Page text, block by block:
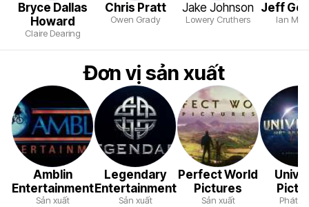
Bryce Dallas
Howard
Claire Dearing
Chris Pratt
Owen Grady
Jake Johnson
Lowery Cruthers
Jeff
Ian
Đơn vị sản xuất
Amblin
Entertainment
Sản xuất
Legendary
Entertainment
Sản xuất
Perfect World
Pictures
Sản xuất Phát